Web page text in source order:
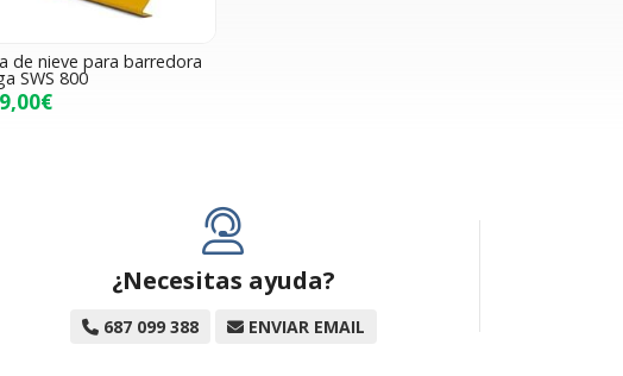
de nieve para barredora
SWS 800
¿Necesitas ayuda?
687 099 388 ENVIAR EMAIL